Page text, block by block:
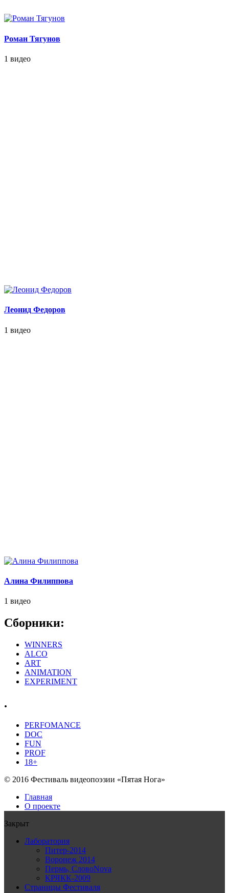
Роман Тягунов
1 видео
Леонид Федоров
1 видео
Алина Филиппова
1 видео
Сборники:
WINNERS
ALCO
ART
ANIMATION
EXPERIMENT
.
PERFOMANCE
DOC
FUN
PROF
18+
© 2016 Фестиваль видеопоэзии «Пятая Нога»
Главная
О проекте
Закрыт
Лаборатория
Питер-2014
Воронеж 2014
Пермь, СловоNova
КРЯКК-2009
Страницы Фестиваля